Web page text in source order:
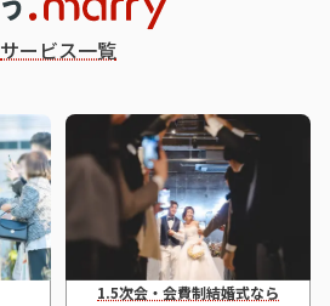
サービス一覧
1.5次会・会費制結婚式なら